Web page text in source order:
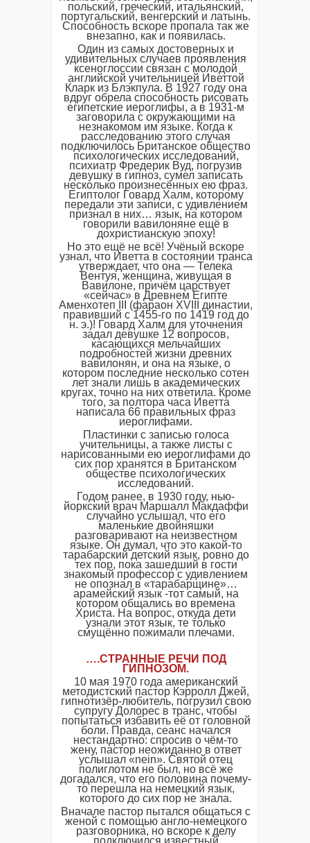
польский, греческий, итальянский,
португальский, венгерский и латынь.
Способность вскоре пропала так же
внезапно, как и появилась.
Один из самых достоверных и
удивительных случаев проявления
ксеноглоссии связан с молодой
английской учительницей Иветтой
Кларк из Блэкпула. В 1927 году она
вдруг обрела способность рисовать
египетские иероглифы, а в 1931-м
заговорила с окружающими на
незнакомом им языке. Когда к
расследованию этого случая
подключилось Британское общество
психологических исследований,
психиатр Фредерик Вуд, погрузив
девушку в гипноз, сумел записать
несколько произнесённых ею фраз.
Египтолог Говард Халм, которому
передали эти записи, с удивлением
признал в них… язык, на котором
говорили вавилоняне ещё в
дохристианскую эпоху!
Но это ещё не всё! Учёный вскоре
узнал, что Иветта в состоянии транса
утверждает, что она — Телека
Вентуя, женщина, живущая в
Вавилоне, причём царствует
«сейчас» в Древнем Египте
Аменхотеп III (фараон XVIII династии,
правивший с 1455-го по 1419 год до
н. э.)! Говард Халм для уточнения
задал девушке 12 вопросов,
касающихся мельчайших
подробностей жизни древних
вавилонян, и она на языке, о
котором последние несколько сотен
лет знали лишь в академических
кругах, точно на них ответила. Кроме
того, за полтора часа Иветта
написала 66 правильных фраз
иероглифами.
Пластинки с записью голоса
учительницы, а также листы с
нарисованными ею иероглифами до
сих пор хранятся в Британском
обществе психологических
исследований.
Годом ранее, в 1930 году, нью-
йоркский врач Маршалл Макдаффи
случайно услышал, что его
маленькие двойняшки
разговаривают на неизвестном
языке. Он думал, что это какой-то
тарабарский детский язык, ровно до
тех пор, пока зашедший в гости
знакомый профессор с удивлением
не опознал в «тарабарщине»…
арамейский язык -тот самый, на
котором общались во времена
Христа. На вопрос, откуда дети
узнали этот язык, те только
смущённо пожимали плечами.
….СТРАННЫЕ РЕЧИ ПОД
ГИПНОЗОМ.
10 мая 1970 года американский
методистский пастор Кэрролл Джей,
гипнотизёр-любитель, погрузил свою
супругу Долорес в транс, чтобы
попытаться избавить её от головной
боли. Правда, сеанс начался
нестандартно: спросив о чём-то
жену, пастор неожиданно в ответ
услышал «nein». Святой отец
полиглотом не был, но всё же
догадался, что его половина почему-
то перешла на немецкий язык,
которого до сих пор не знала.
Вначале пастор пытался общаться с
женой с помощью англо-немецкого
разговорника, но вскоре к делу
подключился известный